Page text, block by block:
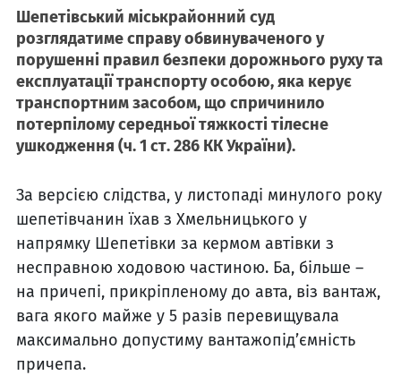
Шепетівський міськрайонний суд
розглядатиме справу обвинуваченого у
порушенні правил безпеки дорожнього руху та
експлуатації транспорту особою, яка керує
транспортним засобом, що спричинило
потерпілому середньої тяжкості тілесне
ушкодження (ч. 1 ст. 286 КК України).
За версією слідства, у листопаді минулого року
шепетівчанин їхав з Хмельницького у
напрямку Шепетівки за кермом автівки з
несправною ходовою частиною. Ба, більше –
на причепі, прикріпленому до авта, віз вантаж,
вага якого майже у 5 разів перевищувала
максимально допустиму вантажопід’ємність
причепа.